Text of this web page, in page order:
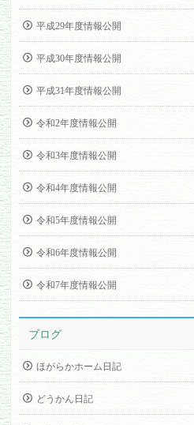
平成29年度情報公開
平成30年度情報公開
平成31年度情報公開
令和2年度情報公開
令和3年度情報公開
令和4年度情報公開
令和5年度情報公開
令和6年度情報公開
令和7年度情報公開
ブログ
ほがらかホーム日記
どうかん日記